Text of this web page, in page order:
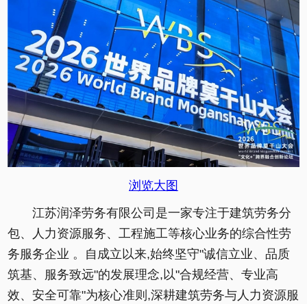
浏览大图
江苏润泽劳务有限公司是一家专注于建筑劳务分
包、人力资源服务、工程施工等核心业务的综合性劳
务服务企业 。自成立以来,始终坚守"诚信立业、品质
筑基、服务致远"的发展理念,以"合规经营、专业高
效、安全可靠"为核心准则,深耕建筑劳务与人力资源服